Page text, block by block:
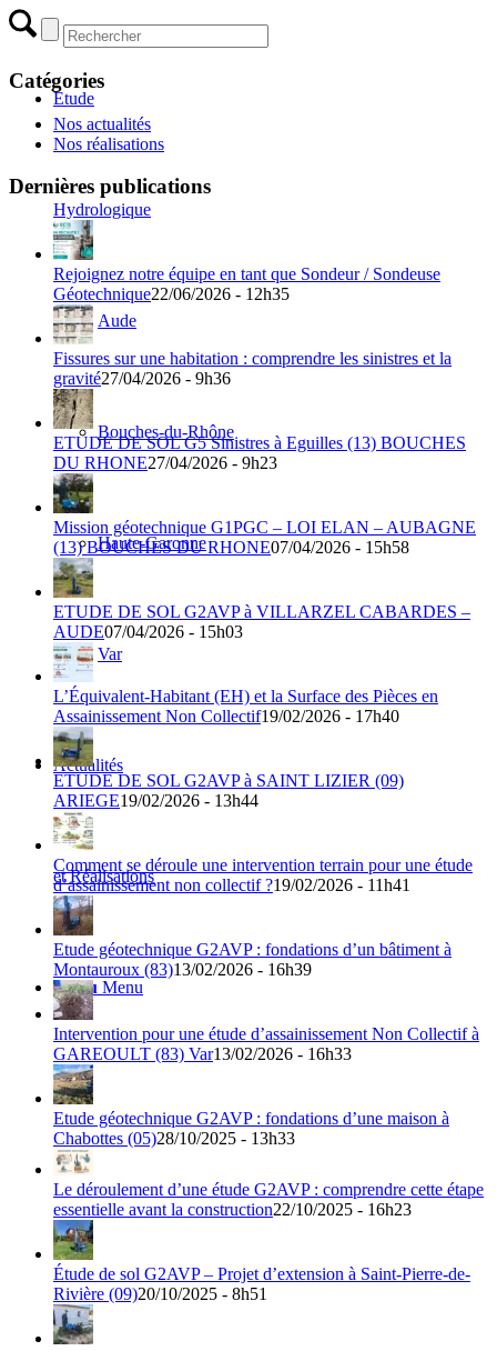
Etude
Hydrologique
Aude
Bouches-du-Rhône
Haute-Garonne
Var
Actualités
et Réalisations
Menu Menu
Catégories
Nos actualités
Nos réalisations
Dernières publications
Rejoignez notre équipe en tant que Sondeur / Sondeuse
Géotechnique22/06/2026 - 12h35
Fissures sur une habitation : comprendre les sinistres et la
gravité27/04/2026 - 9h36
ETUDE DE SOL G5 Sinistres à Eguilles (13) BOUCHES
DU RHONE27/04/2026 - 9h23
Mission géotechnique G1PGC – LOI ELAN – AUBAGNE
(13) BOUCHES DU RHONE07/04/2026 - 15h58
ETUDE DE SOL G2AVP à VILLARZEL CABARDES –
AUDE07/04/2026 - 15h03
L’Équivalent-Habitant (EH) et la Surface des Pièces en
Assainissement Non Collectif19/02/2026 - 17h40
ETUDE DE SOL G2AVP à SAINT LIZIER (09)
ARIEGE19/02/2026 - 13h44
Comment se déroule une intervention terrain pour une étude
d’assainissement non collectif ?19/02/2026 - 11h41
Etude géotechnique G2AVP : fondations d’un bâtiment à
Montauroux (83)13/02/2026 - 16h39
Intervention pour une étude d’assainissement Non Collectif à
GAREOULT (83) Var13/02/2026 - 16h33
Etude géotechnique G2AVP : fondations d’une maison à
Chabottes (05)28/10/2025 - 13h33
Le déroulement d’une étude G2AVP : comprendre cette étape
essentielle avant la construction22/10/2025 - 16h23
Étude de sol G2AVP – Projet d’extension à Saint-Pierre-de-
Rivière (09)20/10/2025 - 8h51